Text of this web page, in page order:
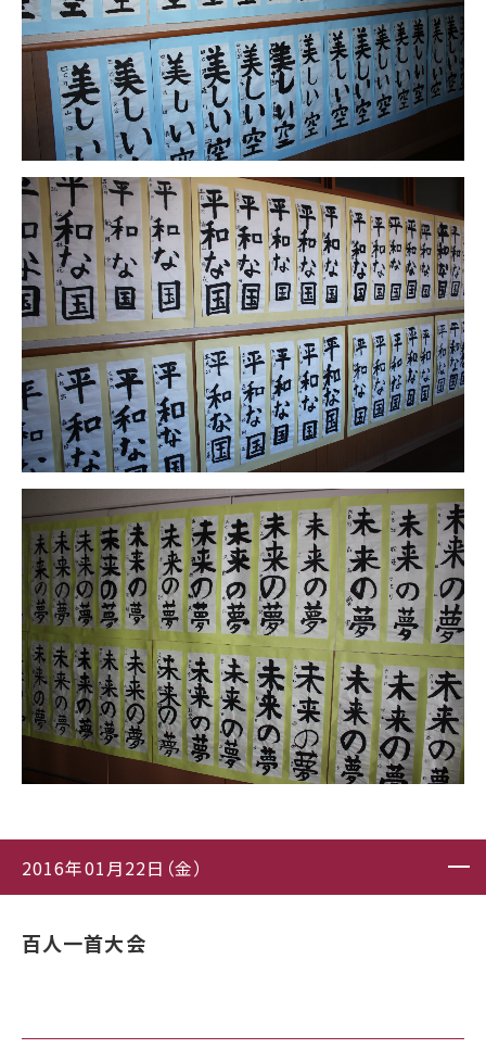
2016年01月22日（金）
百人一首大会